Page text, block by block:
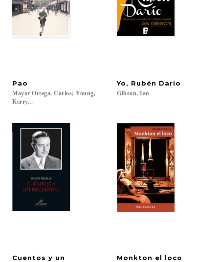
Pao
Mayor Ortega, Carlos; Young,
Kerry...
Yo, Rubén Darío
Gibson, Ian
Cuentos y un
Monkton el loco